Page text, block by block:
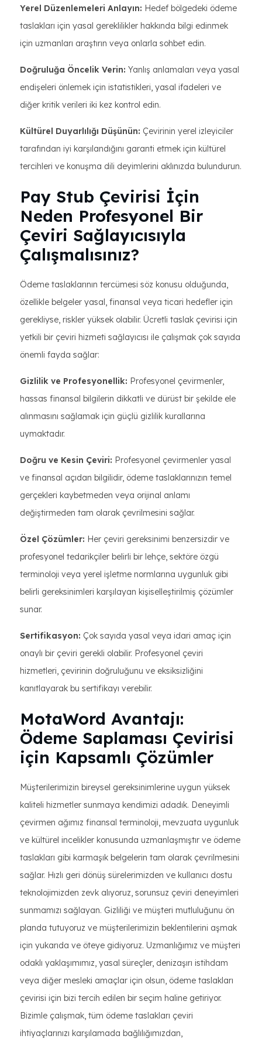
Yerel Düzenlemeleri Anlayın: Hedef bölgedeki ödeme
taslakları için yasal gereklilikler hakkında bilgi edinmek
için uzmanları araştırın veya onlarla sohbet edin.
Doğruluğa Öncelik Verin: Yanlış anlamaları veya yasal
endişeleri önlemek için istatistikleri, yasal ifadeleri ve
diğer kritik verileri iki kez kontrol edin.
Kültürel Duyarlılığı Düşünün: Çevirinin yerel izleyiciler
tarafından iyi karşılandığını garanti etmek için kültürel
tercihleri ve konuşma dili deyimlerini aklınızda bulundurun.
Pay Stub Çevirisi İçin
Neden Profesyonel Bir
Çeviri Sağlayıcısıyla
Çalışmalısınız?
Ödeme taslaklarının tercümesi söz konusu olduğunda,
özellikle belgeler yasal, finansal veya ticari hedefler için
gerekliyse, riskler yüksek olabilir. Ücretli taslak çevirisi için
yetkili bir çeviri hizmeti sağlayıcısı ile çalışmak çok sayıda
önemli fayda sağlar:
Gizlilik ve Profesyonellik: Profesyonel çevirmenler,
hassas finansal bilgilerin dikkatli ve dürüst bir şekilde ele
alınmasını sağlamak için güçlü gizlilik kurallarına
uymaktadır.
Doğru ve Kesin Çeviri: Profesyonel çevirmenler yasal
ve finansal açıdan bilgilidir, ödeme taslaklarınızın temel
gerçekleri kaybetmeden veya orijinal anlamı
değiştirmeden tam olarak çevrilmesini sağlar.
Özel Çözümler: Her çeviri gereksinimi benzersizdir ve
profesyonel tedarikçiler belirli bir lehçe, sektöre özgü
terminoloji veya yerel işletme normlarına uygunluk gibi
belirli gereksinimleri karşılayan kişiselleştirilmiş çözümler
sunar.
Sertifikasyon: Çok sayıda yasal veya idari amaç için
onaylı bir çeviri gerekli olabilir. Profesyonel çeviri
hizmetleri, çevirinin doğruluğunu ve eksiksizliğini
kanıtlayarak bu sertifikayı verebilir.
MotaWord Avantajı:
Ödeme Saplaması Çevirisi
için Kapsamlı Çözümler
Müşterilerimizin bireysel gereksinimlerine uygun yüksek
kaliteli hizmetler sunmaya kendimizi adadık. Deneyimli
çevirmen ağımız finansal terminoloji, mevzuata uygunluk
ve kültürel incelikler konusunda uzmanlaşmıştır ve ödeme
taslakları gibi karmaşık belgelerin tam olarak çevrilmesini
sağlar. Hızlı geri dönüş sürelerimizden ve kullanıcı dostu
teknolojimizden zevk alıyoruz, sorunsuz çeviri deneyimleri
sunmamızı sağlayan. Gizliliği ve müşteri mutluluğunu ön
planda tutuyoruz ve müşterilerimizin beklentilerini aşmak
için yukarıda ve öteye gidiyoruz. Uzmanlığımız ve müşteri
odaklı yaklaşımımız, yasal süreçler, denizaşırı istihdam
veya diğer mesleki amaçlar için olsun, ödeme taslakları
çevirisi için bizi tercih edilen bir seçim haline getiriyor.
Bizimle çalışmak, tüm ödeme taslakları çeviri
ihtiyaçlarınızı karşılamada bağlılığımızdan,